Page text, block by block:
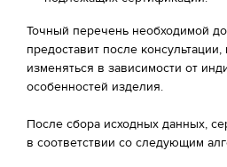
Точный перечень необходимой
предоставит после
изменяться в зависимости от
особенностей изделия.
После сбора исходных данных,
в соответствии со следующим